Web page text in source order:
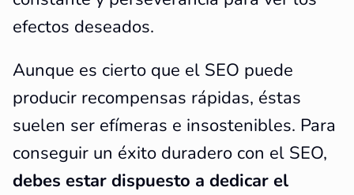
efectos deseados.
Aunque es cierto que el SEO puede
producir recompensas rápidas, éstas
suelen ser efímeras e insostenibles. Para
conseguir un éxito duradero con el SEO,
debes estar dispuesto a dedicar el